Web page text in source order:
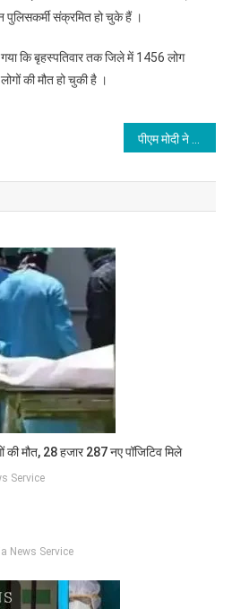
पुलिसकर्मी संक्रमित हो चुके हैं ।
गया कि बृहस्पतिवार तक जिले में 1456 लोग
की मौत हो चुकी है ।
की मौत, 28 हजार 287 नए पॉजिटिव मिले
Service
News Service